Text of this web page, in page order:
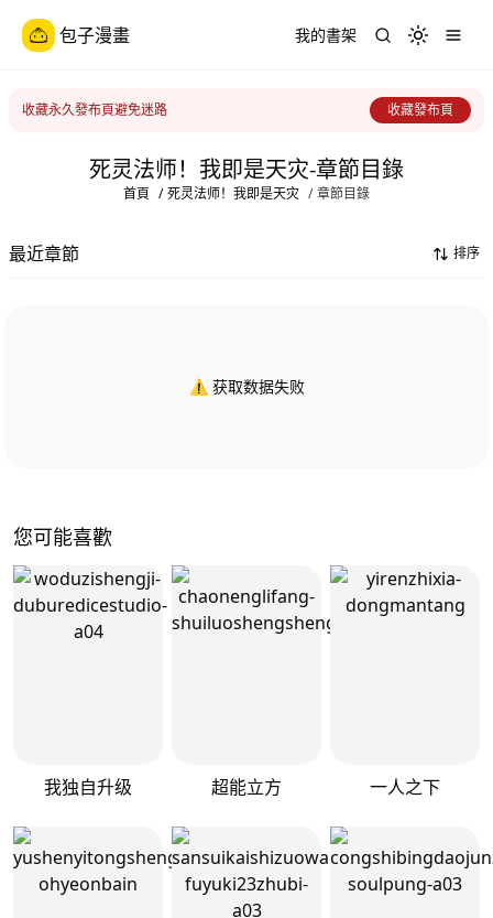
包子漫畫 我的書架 Toggle
收藏永久發布頁避免迷路 收藏發布頁
死灵法师！我即是天灾-章節目錄
首頁 / 死灵法师！我即是天灾 / 章節目錄
最近章節 排序
⚠️ 获取数据失败
您可能喜歡
我独自升级 超能立方 一人之下